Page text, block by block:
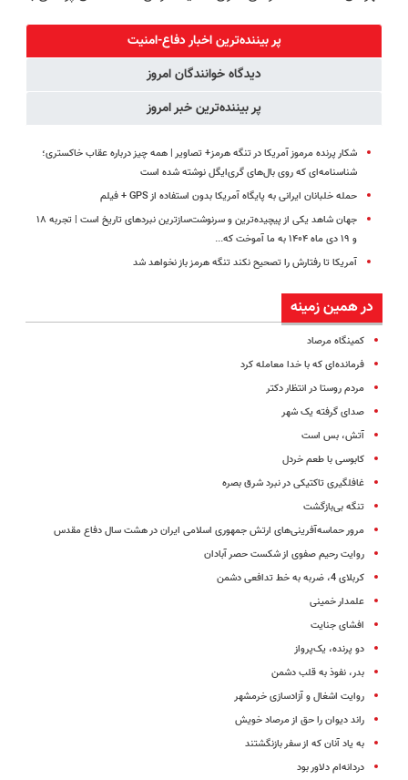
۵۵٪ تخفیف
پر بیننده‌ترین اخبار دفاع-امنیت
دیدگاه خوانندگان امروز
پر بیننده‌ترین خبر امروز
شکار پرنده مرموز آمریکا در تنگه هرمز+ تصاویر | همه چیز درباره عقاب خاکستری؛
شناسنامه‌ای که روی بال‌های گری‌ایگل نوشته شده است
حمله خلبانان ایرانی به پایگاه آمریکا بدون استفاده از GPS + فیلم
جهان شاهد یکی از پیچیده‌ترین و سرنوشت‌سازترین نبردهای تاریخ است | تجربه ۱۸
و ۱۹ دی ماه ۱۴۰۴ به ما آموخت که...
آمریکا تا رفتارش را تصحیح نکند تنگه هرمز باز نخواهد شد
در همین زمینه
کمینگاه مرصاد
فرمانده‌ای که با خدا معامله کرد
مردم روستا در انتظار دکتر
صدای‌ گرفته یک شهر
آتش، بس است
کابوسی با طعم خردل
غافلگیری تاکتیکی در نبرد شرق بصره
تنگه بی‌بازگشت
مرور حماسه‌آفرینی‌های ارتش جمهوری اسلامی ایران در هشت سال دفاع مقدس
روایت رحیم صفوی از شکست حصر آبادان
کربلای 4، ضربه به خط تدافعی دشمن
علمدار خمینی
افشای جنایت
دو پرنده، یک‌پرواز
بدر، نفوذ به قلب دشمن
روایت اشغال و آزادسازی خرمشهر
راند دیوان را حق از مرصاد خویش
به یاد آنان که از سفر بازنگشتند
دردانه‌ام دلاور بود